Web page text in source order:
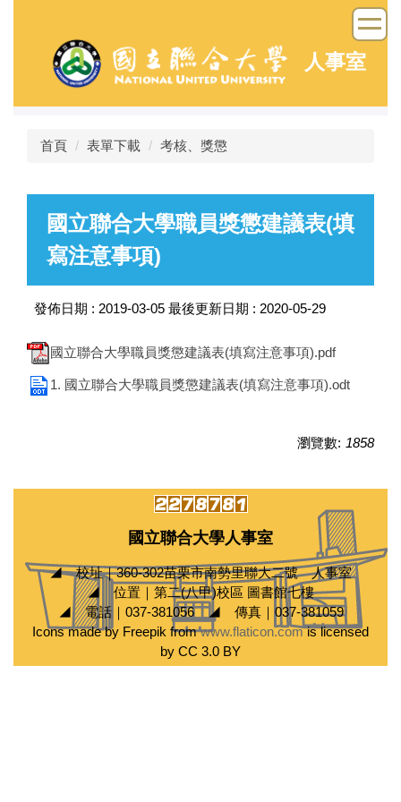
容
人事室
首頁 表單下載 考核、獎懲
國立聯合大學職員獎懲建議表(填
寫注意事項)
發佈日期 : 2019-03-05 最後更新日期 : 2020-05-29
國立聯合大學職員獎懲建議表(填寫注意事項).pdf
1. 國立聯合大學職員獎懲建議表(填寫注意事項).odt
瀏覽數: 1858
國立聯合大學人事室
◢ 校址｜360-302苗栗市南勢里聯大二號 人事室
◢ 位置｜第二(八甲)校區 圖書館七樓
◢ 電話｜037-381056 ◢ 傳真｜037-381059
Icons made by Freepik fromwww.flaticon.comis licensed
by CC 3.0 BY